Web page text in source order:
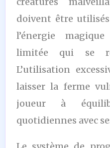
doivent être
l’énergie
limitée qui se
L’utilisation
laisser la ferme
joueur à
quotidiennes avec